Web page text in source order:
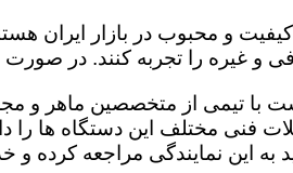
و محبوب در بازار ایران
غیره را تجربه کنند. در صورت
با تیمی از متخصصین ماهر و
فنی مختلف این دستگاه ها را
این نمایندگی مراجعه کرده و